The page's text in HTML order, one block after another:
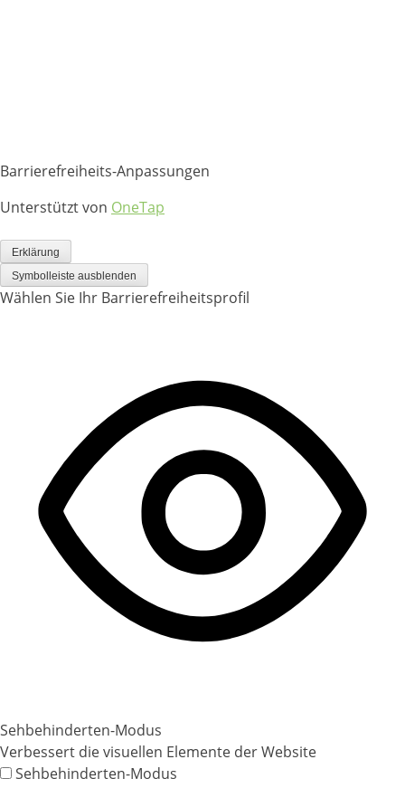
Barrierefreiheits-Anpassungen
Unterstützt von OneTap
Erklärung
Symbolleiste ausblenden
Wählen Sie Ihr Barrierefreiheitsprofil
Sehbehinderten-Modus
Verbessert die visuellen Elemente der Website
Sehbehinderten-Modus